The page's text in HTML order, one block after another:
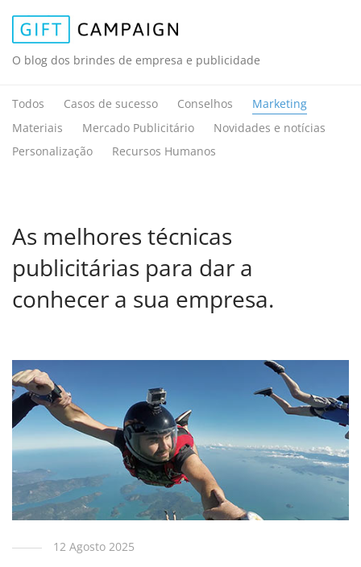
O blog dos brindes de empresa e publicidade
Todos Casos de sucesso Conselhos
Marketing
Materiais
Mercado Publicitário
Novidades e notícias
Personalização
Recursos Humanos
As melhores técnicas
publicitárias para dar a
conhecer a sua empresa.
12 Agosto 2025